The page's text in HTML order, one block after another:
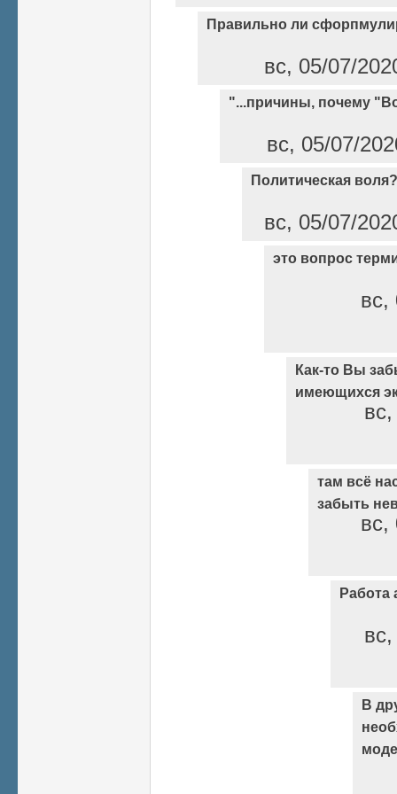
Правильно ли
вс, 05/07/
"...причины, почему
вс, 05/07/
Политическая воля?
вс, 05/07/
это вопрос
вс,
Как-то Вы
имеющихся
там всё
забыть
вс,
Работа
В